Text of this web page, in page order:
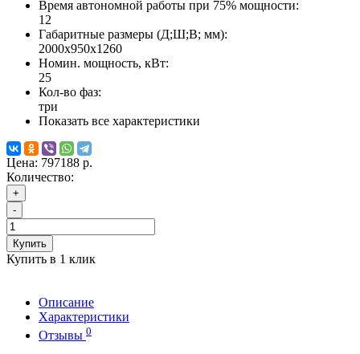
Время автономной работы при 75% мощности:
12
Габаритные размеры (Д;Ш;В; мм):
2000x950x1260
Номин. мощность, кВт:
25
Кол-во фаз:
три
Показать все характеристики
Цена: 797188 р.
Количество:
+
-
Купить
Купить в 1 клик
Описание
Характеристики
Отзывы 0